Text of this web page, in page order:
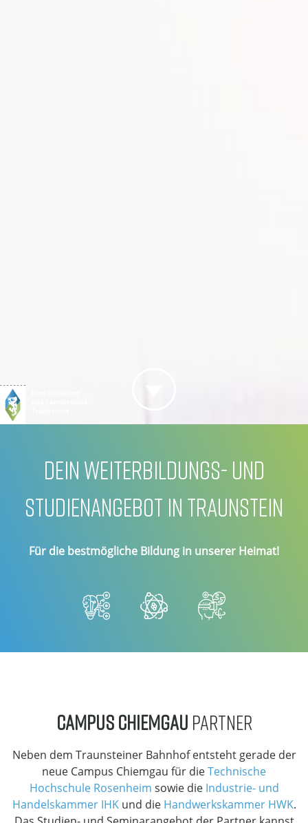
DEIN WEITERBILDUNGS- UND
STUDIENANGEBOT IN TRAUNSTEIN
Für die bestmögliche Bildung in unserer Heimat!
CAMPUS CHIEMGAU PARTNER
Neben dem Traunsteiner Bahnhof entsteht gerade der
neue Campus Chiemgau für dieTechnische
Hochschule Rosenheim sowie die Industrie- und
Handelskammer IHKund die Handwerkskammer HWK.